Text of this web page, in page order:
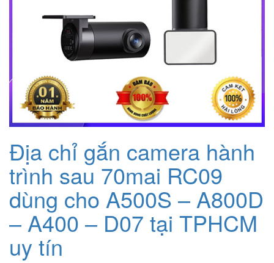
Địa chỉ gắn camera hành
trình sau 70mai RC09
dùng cho A500S – A800D
– A400 – D07 tại TPHCM
uy tín